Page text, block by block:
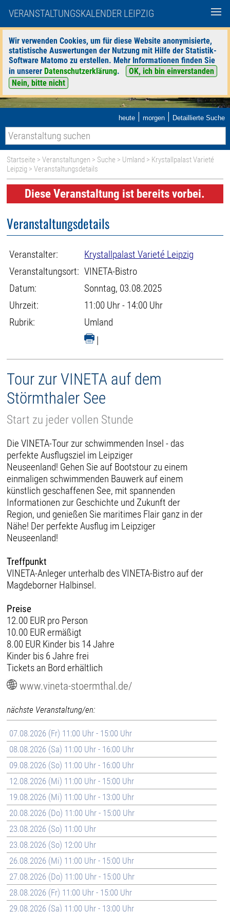
VERANSTALTUNGSKALENDER LEIPZIG
Wir verwenden Cookies, um für diese Website anonymisierte,
statistische Auswertungen der Nutzung mit Hilfe der Statistik-
Software Matomo zu erstellen. Mehr Informationen finden Sie
in unserer Datenschutzerklärung.
OK, ich bin einverstanden
Nein, bitte nicht
heute | morgen | Detaillierte Suche
Startseite >Veranstaltungen > Suche > Umland > Krystallpalast Varieté
Leipzig > Veranstaltungsdetails
Diese Veranstaltung ist bereits vorbei.
Veranstaltungsdetails
Veranstalter:
Krystallpalast Varieté Leipzig
Veranstaltungsort: VINETA-Bistro
Datum:
Sonntag, 03.08.2025
Uhrzeit:
11:00 Uhr - 14:00 Uhr
Rubrik:
Umland
|
Tour zur VINETA auf dem
Störmthaler See
Start zu jeder vollen Stunde
Die VINETA-Tour zur schwimmenden Insel - das
perfekte Ausflugsziel im Leipziger
Neuseenland! Gehen Sie auf Bootstour zu einem
einmaligen schwimmenden Bauwerk auf einem
künstlich geschaffenen See, mit spannenden
Informationen zur Geschichte und Zukunft der
Region, und genießen Sie maritimes Flair ganz in der
Nähe! Der perfekte Ausflug im Leipziger
Neuseenland!
Treffpunkt
VINETA-Anleger unterhalb des VINETA-Bistro auf der
Magdeborner Halbinsel.
Preise
12.00 EUR pro Person
10.00 EUR ermäßigt
8.00 EUR Kinder bis 14 Jahre
Kinder bis 6 Jahre frei
Tickets an Bord erhältlich
www.vineta-stoermthal.de/
nächste Veranstaltung/en:
07.08.2026 (Fr) 11:00 Uhr - 15:00 Uhr
08.08.2026 (Sa) 11:00 Uhr - 16:00 Uhr
09.08.2026 (So) 11:00 Uhr - 16:00 Uhr
12.08.2026 (Mi) 11:00 Uhr - 15:00 Uhr
19.08.2026 (Mi) 11:00 Uhr - 13:00 Uhr
20.08.2026 (Do) 11:00 Uhr - 15:00 Uhr
23.08.2026 (So) 11:00 Uhr
23.08.2026 (So) 12:00 Uhr
26.08.2026 (Mi) 11:00 Uhr - 15:00 Uhr
27.08.2026 (Do) 11:00 Uhr - 15:00 Uhr
28.08.2026 (Fr) 11:00 Uhr - 15:00 Uhr
29.08.2026 (Sa) 11:00 Uhr - 13:00 Uhr